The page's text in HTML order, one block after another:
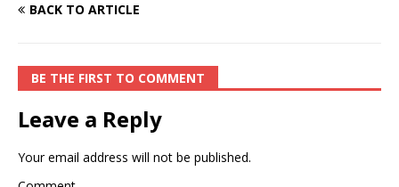
BACK TO ARTICLE
BE THE FIRST TO COMMENT
Leave a Reply
Your email address will not be published.